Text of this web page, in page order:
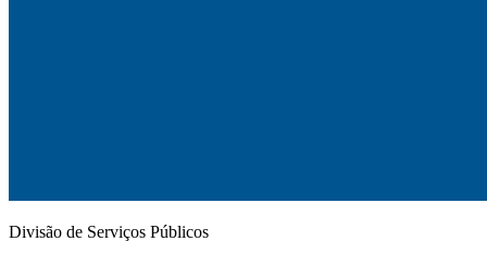
Divisão de Serviços Públicos